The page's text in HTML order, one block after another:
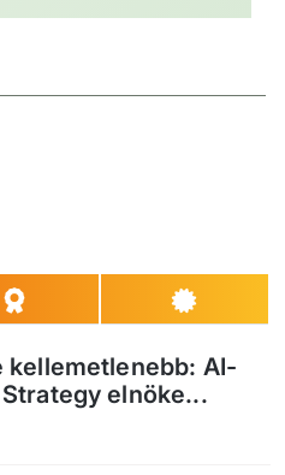
kellemetlenebb: AI-
elnöke...